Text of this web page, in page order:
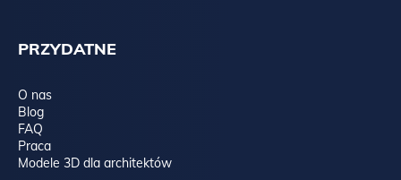
PRZYDATNE
O nas
Blog
FAQ
Praca
Modele 3D dla architektów